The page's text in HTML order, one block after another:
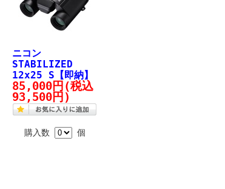
ニコン
STABILIZED
12x25 S【即納】
85,000円 (税込
93,500円)
購入数 個